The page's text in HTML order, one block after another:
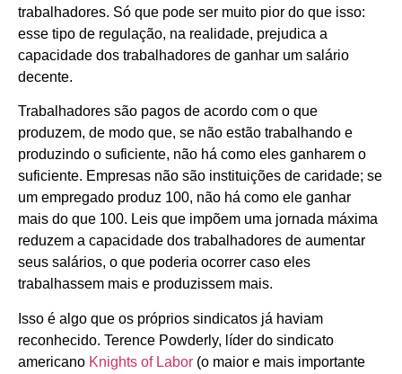
trabalhadores. Só que pode ser muito pior do que isso:
esse tipo de regulação, na realidade, prejudica a
capacidade dos trabalhadores de ganhar um salário
decente.
Trabalhadores são pagos de acordo com o que
produzem, de modo que, se não estão trabalhando e
produzindo o suficiente, não há como eles ganharem o
suficiente. Empresas não são instituições de caridade; se
um empregado produz 100, não há como ele ganhar
mais do que 100. Leis que impõem uma jornada máxima
reduzem a capacidade dos trabalhadores de aumentar
seus salários, o que poderia ocorrer caso eles
trabalhassem mais e produzissem mais.
Isso é algo que os próprios sindicatos já haviam
reconhecido. Terence Powderly, líder do sindicato
americano Knights of Labor (o maior e mais importante